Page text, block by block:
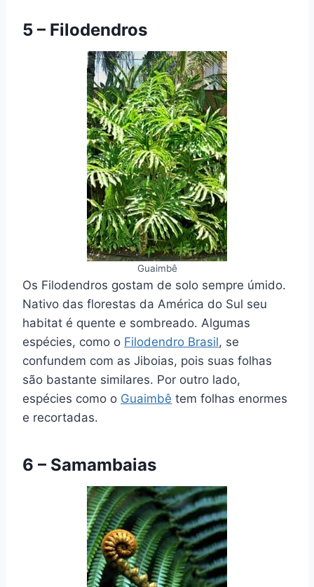
5 – Filodendros
Guaimbê
Os Filodendros gostam de solo sempre úmido.
Nativo das florestas da América do Sul seu
habitat é quente e sombreado. Algumas
espécies, como o Filodendro Brasil, se
confundem com as Jiboias, pois suas folhas
são bastante similares. Por outro lado,
espécies como o Guaimbê tem folhas enormes
e recortadas.
6 – Samambaias